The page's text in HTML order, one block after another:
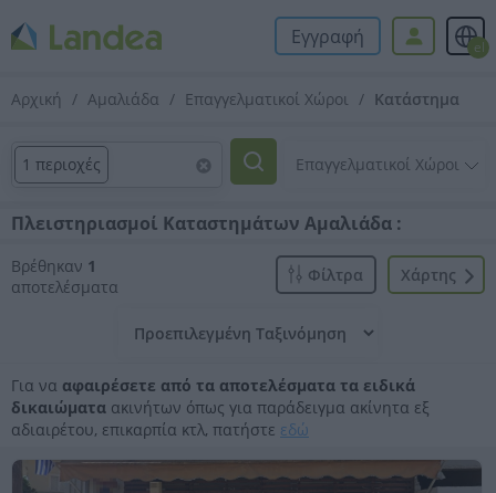
Εγγραφή el
Αρχική Αμαλιάδα Επαγγελματικοί Χώροι Κατάστημα
1 περιοχές
Πλειστηριασμοί Καταστημάτων Αμαλιάδα :
Βρέθηκαν 1
αποτελέσματα
Xάρτης
Φίλτρα
Για να αφαιρέσετε από τα αποτελέσματα τα ειδικά
δικαιώματα ακινήτων όπως για παράδειγμα ακίνητα εξ
αδιαιρέτου, επικαρπία κτλ, πατήστε εδώ